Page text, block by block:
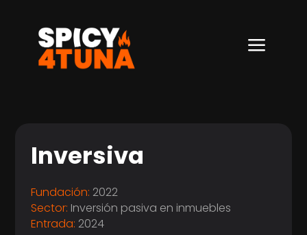
a
Inversiva
Fundación: 2022
Sector: Inversión pasiva en inmuebles
Entrada: 2024